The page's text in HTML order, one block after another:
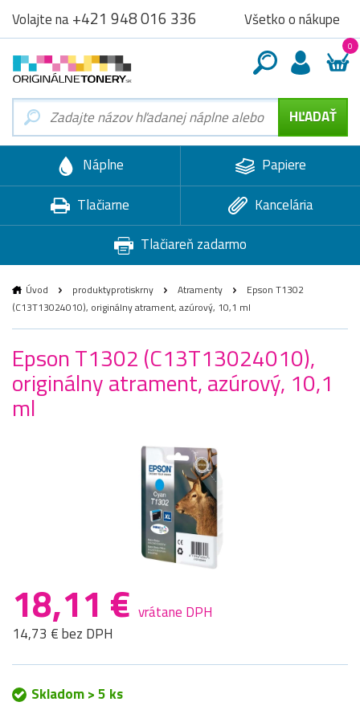
Volajte na+421 948 016 336 Všetko o nákupe
0
Náplne
Papiere
Tlačiarne
Kancelária
Tlačiareň zadarmo
Úvod produktyprotiskrny Atramenty
Epson T1302
(C13T13024010), originálny atrament, azúrový, 10,1 ml
Epson T1302 (C13T13024010),
originálny atrament, azúrový, 10,1
ml
18,11 € vrátane DPH
14,73 € bez DPH
Skladom > 5 ks